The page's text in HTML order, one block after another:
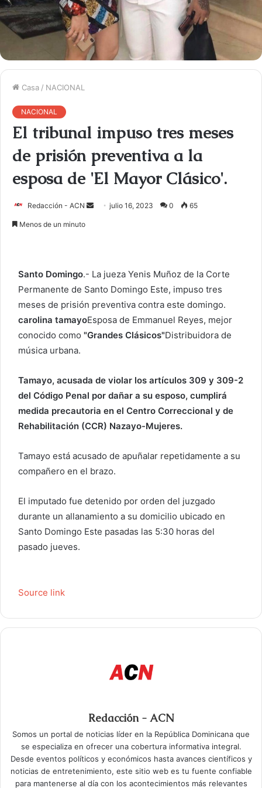
Casa / NACIONAL
NACIONAL
El tribunal impuso tres meses
de prisión preventiva a la
esposa de 'El Mayor Clásico'.
Redacción - ACN
r
u
n
c
o
l
e
t
r
n
i
c
julio 16, 2023 0 65
Menos de un minuto
Santo Domingo.- La jueza Yenis Muñoz de la Corte
Permanente de Santo Domingo Este, impuso tres
meses de prisión preventiva contra este domingo.
carolina tamayoEsposa de Emmanuel Reyes, mejor
conocido como "Grandes Clásicos"Distribuidora de
música urbana.
Tamayo, acusada de violar los artículos 309 y 309-2
del Código Penal por dañar a su esposo, cumplirá
medida precautoria en el Centro Correccional y de
Rehabilitación (CCR) Nazayo-Mujeres.
Tamayo está acusado de apuñalar repetidamente a su
compañero en el brazo.
El imputado fue detenido por orden del juzgado
durante un allanamiento a su domicilio ubicado en
Santo Domingo Este pasadas las 5:30 horas del
pasado jueves.
Source link
Redacción - ACN
Somos un portal de noticias líder en la República Dominicana que
se especializa en ofrecer una cobertura informativa integral.
Desde eventos políticos y económicos hasta avances científicos y
noticias de entretenimiento, este sitio web es tu fuente confiable
para mantenerse al día con los acontecimientos más relevantes